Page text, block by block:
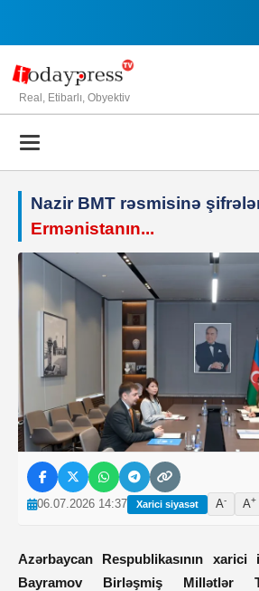
Real, Etibarlı, Obyektiv
Nazir BMT rəsmisinə
Ermənistanın...
06.07.2026 14:37 Xarici siyasət A- A+
Azərbaycan Respublikasının
Bayramov Birləşmiş Millətlər